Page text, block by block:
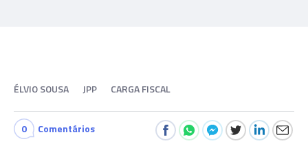
ÉLVIO SOUSA JPP CARGA FISCAL
0 Comentários